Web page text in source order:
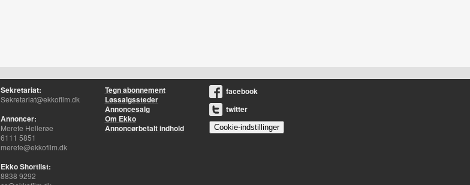
Sekretariat:
Sekretariat@ekkofilm.dk
Annoncer:
Merete Hellerøe
6111 5851
merete@ekkofilm.dk
Ekko Shortlist:
8838 9292
Tegn abonnement
Løssalgssteder
Annoncesalg
Om Ekko
Annoncørbetalt indhold
facebook
twitter
Cookie-indstillinger